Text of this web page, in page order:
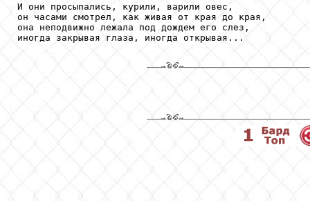
И они просыпались, курили, варили овес,
он часами смотрел, как живая от края до края,
она неподвижно лежала под дождем его слез,
иногда закрывая глаза, иногда открывая...